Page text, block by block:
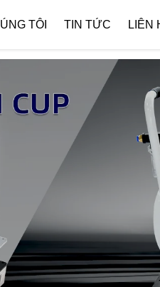
''); } }
TÔI
Tải Xuống
TIN TỨC LIÊN